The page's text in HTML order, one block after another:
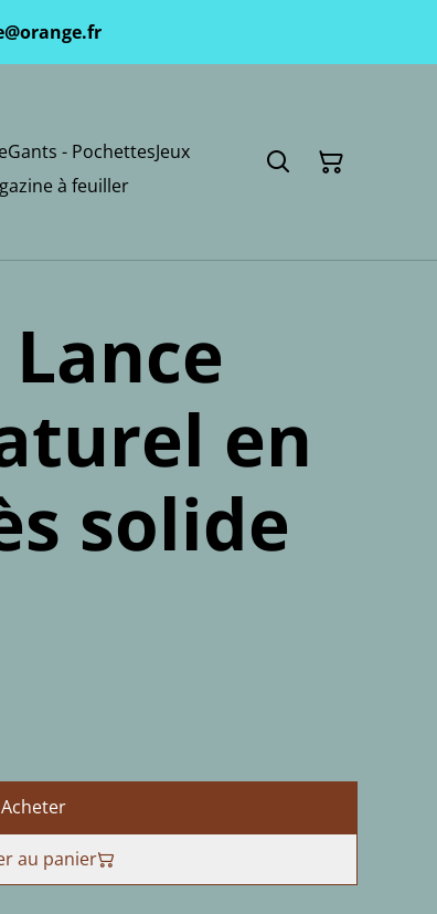
Gants - PochettesJeux
à feuiller
en
solide
Acheter
au panier